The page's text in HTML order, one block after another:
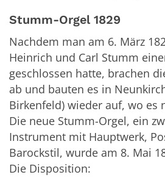
Stumm-Orgel 1829
Nachdem man am 6. März
Heinrich und Carl Stumm
geschlossen hatte, brachen
ab und bauten es in
Birkenfeld) wieder auf, wo es
Die neue Stumm-Orgel, ein
Instrument mit Hauptwerk,
Barockstil, wurde am 8. Mai
Die Disposition: